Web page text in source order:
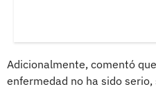
Adicionalmente, comentó
enfermedad no ha sido